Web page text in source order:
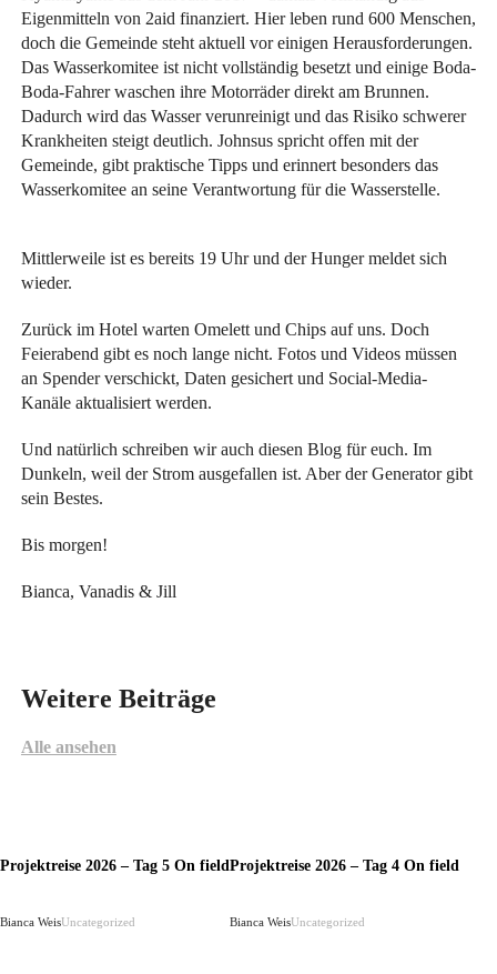
Eigenmitteln von 2aid finanziert. Hier leben rund 600 Menschen,
doch die Gemeinde steht aktuell vor einigen Herausforderungen.
Das Wasserkomitee ist nicht vollständig besetzt und einige Boda-
Boda-Fahrer waschen ihre Motorräder direkt am Brunnen.
Dadurch wird das Wasser verunreinigt und das Risiko schwerer
Krankheiten steigt deutlich. Johnsus spricht offen mit der
Gemeinde, gibt praktische Tipps und erinnert besonders das
Wasserkomitee an seine Verantwortung für die Wasserstelle.
Mittlerweile ist es bereits 19 Uhr und der Hunger meldet sich
wieder.
Zurück im Hotel warten Omelett und Chips auf uns. Doch
Feierabend gibt es noch lange nicht. Fotos und Videos müssen
an Spender verschickt, Daten gesichert und Social-Media-
Kanäle aktualisiert werden.
Und natürlich schreiben wir auch diesen Blog für euch. Im
Dunkeln, weil der Strom ausgefallen ist. Aber der Generator gibt
sein Bestes.
Bis morgen!
Bianca, Vanadis & Jill
Weitere Beiträge
Alle ansehen
Projektreise 2026 – Tag 5 On field
Bianca WeisUncategorized
Projektreise 2026 – Tag 4 On field
Bianca WeisUncategorized